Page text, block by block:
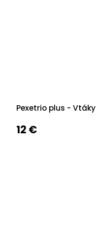
Pexetrio plus - Vtáky
12 €